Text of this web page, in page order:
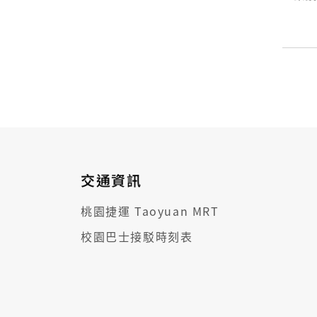
交通資訊
桃園捷運 Taoyuan MRT
校園巴士接駁時刻表